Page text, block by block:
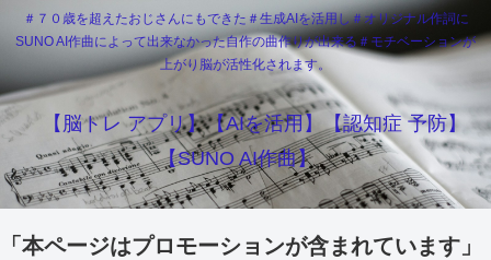
＃７０歳を超えたおじさんにもできた＃生成AIを活用し＃オリジナル作詞に
SUNO AI作曲によって出来なかった自作の曲作りが出来る＃モチベーションが
上がり脳が活性化されます。
【脳トレ アプリ】【AIを活用】【認知症 予防】
【SUNO AI作曲】
「本ページはプロモーションが含まれています」